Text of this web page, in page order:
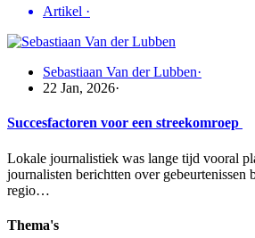
Artikel ·
Sebastiaan Van der Lubben·
22 Jan, 2026·
Succesfactoren voor een streekomroep
Lokale journalistiek was lange tijd vooral
journalisten berichtten over gebeurtenissen
regio…
Thema's